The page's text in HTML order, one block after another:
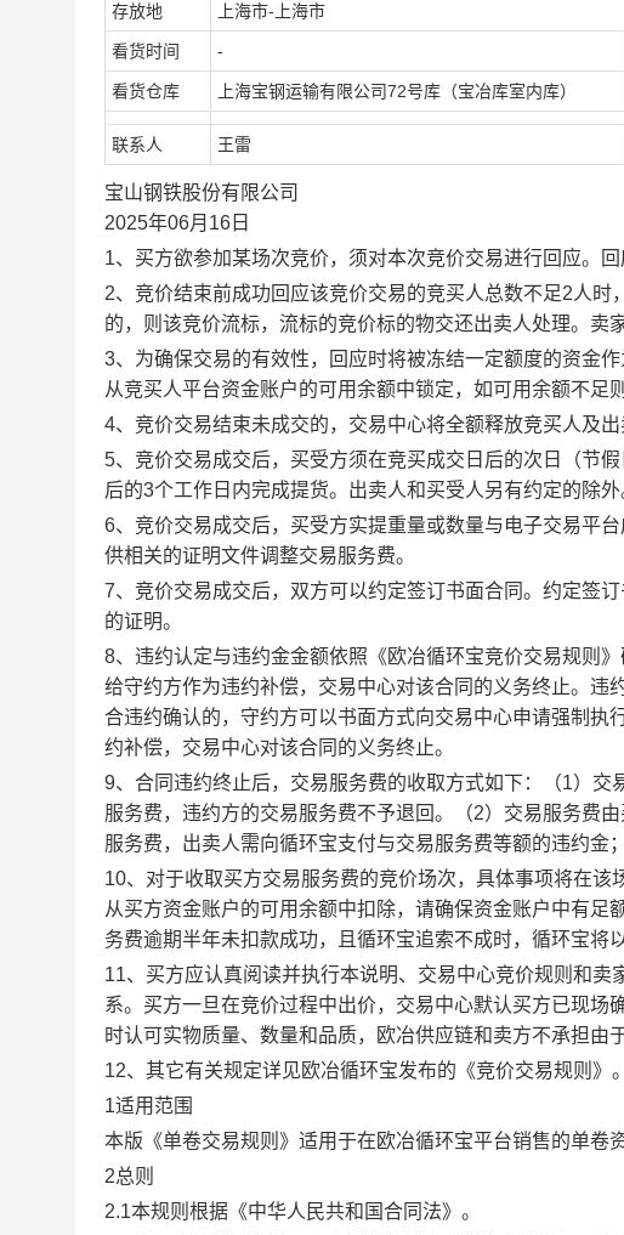
存放地 上海市-上海市
看货时间 -
看货仓库 上海宝钢运输有限公司72号库（宝冶库室内库）
联系人 王雷
宝山钢铁股份有限公司
2025年06月16日
1、买方欲参加某场次竞价，须对本次竞价交易进行回应。回
2、竞价结束前成功回应该竞价交易的竞买人总数不足2人
的，则该竞价流标，流标的竞价标的物交还出卖人处理。卖
3、为确保交易的有效性，回应时将被冻结一定额度的资金
从竞买人平台资金账户的可用余额中锁定，如可用余额不足
4、竞价交易结束未成交的，交易中心将全额释放竞买人及出
5、竞价交易成交后，买受方须在竞买成交日后的次日（节
后的3个工作日内完成提货。出卖人和买受人另有约定的除外
6、竞价交易成交后，买受方实提重量或数量与电子交易平
供相关的证明文件调整交易服务费。
7、竞价交易成交后，双方可以约定签订书面合同。约定签
的证明。
8、违约认定与违约金金额依照《欧冶循环宝竞价交易规则
给守约方作为违约补偿，交易中心对该合同的义务终止。
合违约确认的，守约方可以书面方式向交易中心申请强制
约补偿，交易中心对该合同的义务终止。
9、合同违约终止后，交易服务费的收取方式如下：（1）
服务费，违约方的交易服务费不予退回。（2）交易服务费
服务费，出卖人需向循环宝支付与交易服务费等额的违约金
10、对于收取买方交易服务费的竞价场次，具体事项将在
从买方资金账户的可用余额中扣除，请确保资金账户中有
务费逾期半年未扣款成功，且循环宝追索不成时，循环宝将
11、买方应认真阅读并执行本说明、交易中心竞价规则和
系。买方一旦在竞价过程中出价，交易中心默认买方已现场
时认可实物质量、数量和品质，欧冶供应链和卖方不承担由
12、其它有关规定详见欧冶循环宝发布的《竞价交易规则》。
1适用范围
本版《单卷交易规则》适用于在欧冶循环宝平台销售的单卷资
2总则
2.1本规则根据《中华人民共和国合同法》。